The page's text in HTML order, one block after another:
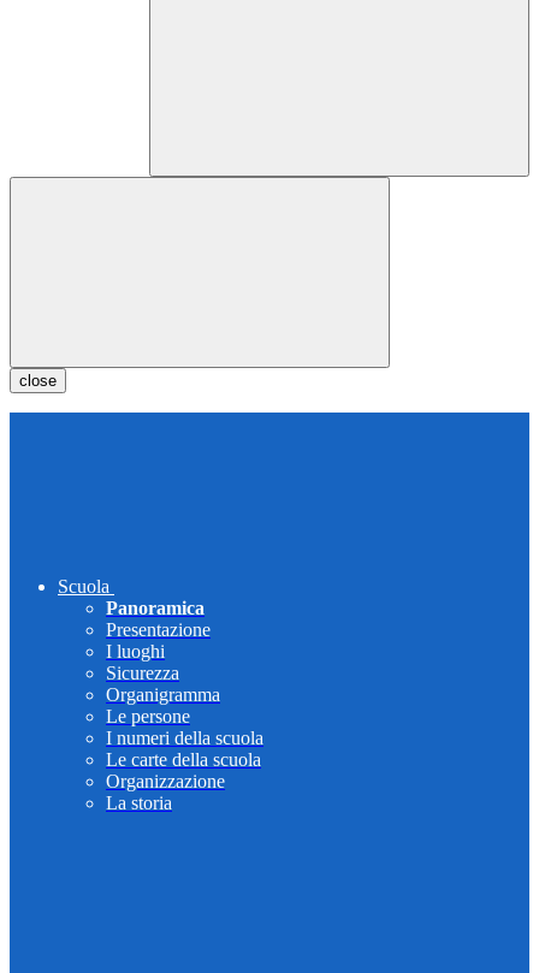
close
Scuola
Panoramica
Presentazione
I luoghi
Sicurezza
Organigramma
Le persone
I numeri della scuola
Le carte della scuola
Organizzazione
La storia